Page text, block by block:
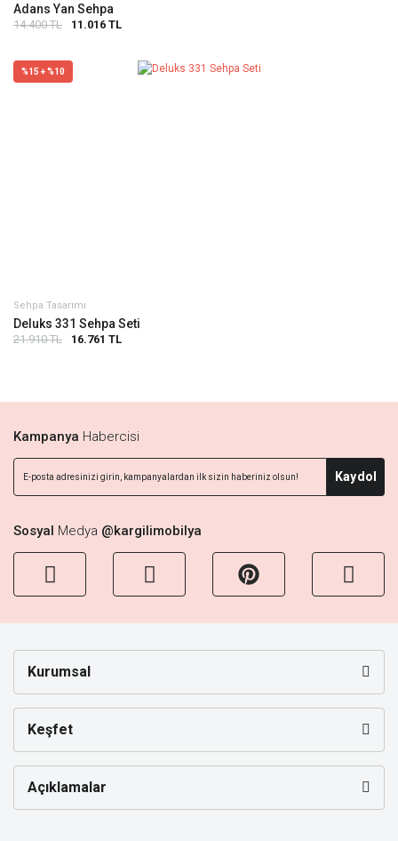
Adans Yan Sehpa
14.400 TL 11.016 TL
%15 + %10
Sehpa Tasarımı
Deluks 331 Sehpa Seti
21.910 TL 16.761 TL
Kampanya Habercisi
Kaydol
Sosyal Medya @kargilimobilya
Kurumsal
Keşfet
Açıklamalar